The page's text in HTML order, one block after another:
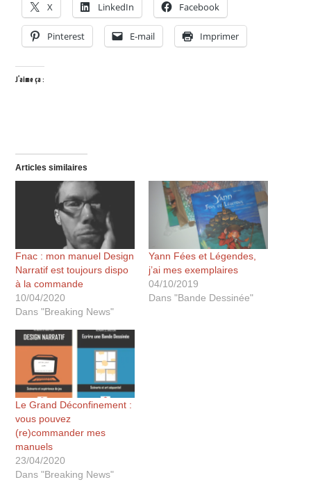
X LinkedIn Facebook
Pinterest E-mail Imprimer
J’aime ça :
Articles similaires
Fnac : mon manuel Design
Narratif est toujours dispo
à la commande
10/04/2020
Dans "Breaking News"
Yann Fées et Légendes,
j’ai mes exemplaires
04/10/2019
Dans "Bande Dessinée"
Le Grand Déconfinement :
vous pouvez
(re)commander mes
manuels
23/04/2020
Dans "Breaking News"